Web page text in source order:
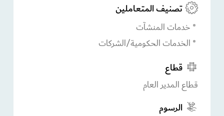
تصنيف المتعاملين
خدمات المنشآت
الخدمات الحكومية/الشركات
قطاع
قطاع المدير العام
الرسوم